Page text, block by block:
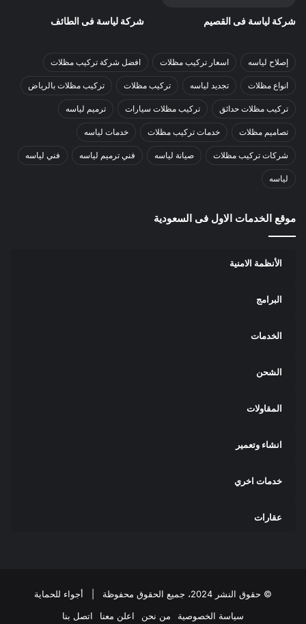
شركة لياسة فى القصيم شركة لياسة فى الطائف
إصلاح لياسه اسعار تركيب مظلات افضل شركة تركيب مظلات
انواع مظلات تجديد لياسه تركيب مظلات تركيب مظلات بالرياض
تركيب مظلات حدائق تركيب مظلات سيارات ترميم لياسه
تصاميم مظلات خدمات تركيب مظلات خدمات لياسه
شركات تركيب مظلات صيانة لياسه فني ترميم لياسه فني لياسه
لياسه
موقع الخدمات الاول فى السعودية
الأنظمة الامنية
البرامج
الخدمات
الشحن
المقاولات
انشاء وتعمير
خدمات اخري
عقارات
© حقوق النشر 2024، جميع الحقوق محفوظة |
أجواء للحماية
سياسة الخصوصية
من نحن اعلن معنا اتصل بنا